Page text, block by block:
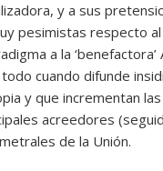
y a sus
pesimistas respecto
a la
cuando difunde
y que incrementan
acreedores
de la Unión.